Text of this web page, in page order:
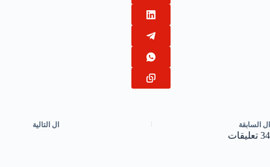
ال السابقة ال التالية
34 تعليقات